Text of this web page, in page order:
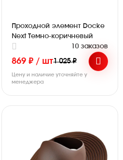
Проходной элемент Docke
Next Темно-коричневый
10 заказов
869 ₽ / шт1 025 ₽
Цену и наличие уточняйте у
менеджера